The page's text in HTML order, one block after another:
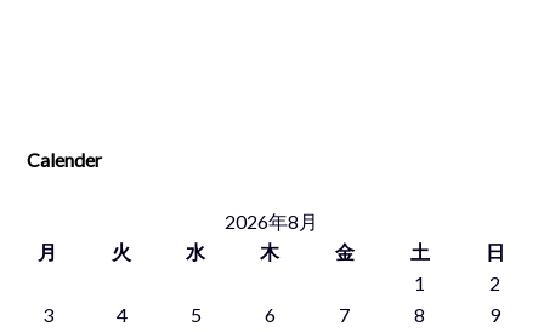
Calender
2026年8月
月
火 水 木 金 土
日
1
2
3
4 5 6 7 8
9